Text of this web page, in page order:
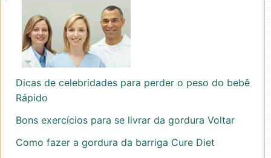
Dicas de celebridades para perder o peso do bebê
Rápido
Bons exercícios para se livrar da gordura Voltar
Como fazer a gordura da barriga Cure Diet